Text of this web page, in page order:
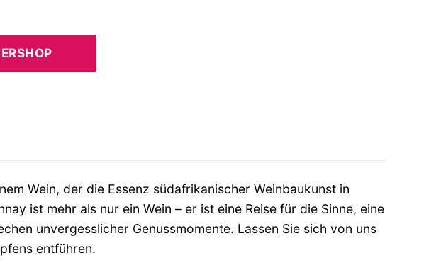
Wein, der die Essenz südafrikanischer Weinbaukunst in
ist mehr als nur ein Wein – er ist eine Reise für die Sinne, eine
unvergesslicher Genussmomente. Lassen Sie sich von uns
entführen.